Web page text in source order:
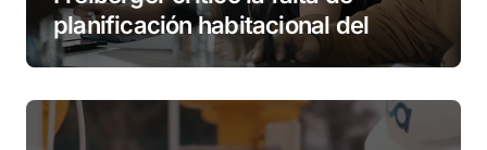
planificación habitacional del
Municipio: “Vuoto deja afuera a
esperando”